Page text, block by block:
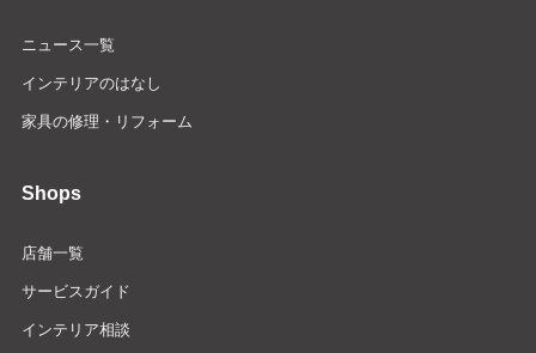
ニュース一覧
インテリアのはなし
家具の修理・リフォーム
Shops
店舗一覧
サービスガイド
インテリア相談